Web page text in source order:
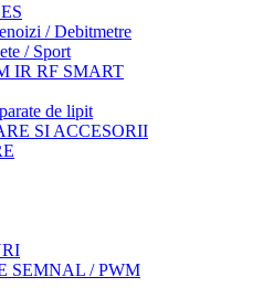
/ Debitmetre
/ Sport
IR RF SMART
de lipit
SI ACCESORII
SEMNAL / PWM